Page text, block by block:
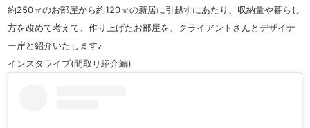
約250㎡のお部屋から約120㎡の新居に引越すにあたり、収納量や暮らし
方を改めて考えて、作り上げたお部屋を、クライアントさんとデザイナ
ー岸と紹介いたします♪
インスタライブ(間取り紹介編)